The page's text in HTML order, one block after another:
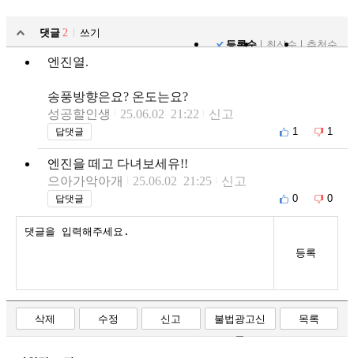
댓글 2
쓰기
등록순
최신순 추천순
엔진열.
송풍방향은요? 온도는요?
성공할인생
25.06.02 21:22 신고
답댓글 1 1
엔진을 떼고 다녀보세유!!
으아가악아개
25.06.02 21:25 신고
답댓글 0 0
등록
삭제 수정 신고
불법광고신
고
목록